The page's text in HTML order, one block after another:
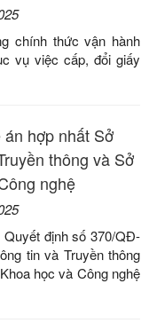
chính thức vận hành
vụ việc cấp, đổi giấy
hợp nhất Sở
thông và Sở
nghệ
Quyết định số 370/QĐ-
tin và Truyền thông
học và Công nghệ